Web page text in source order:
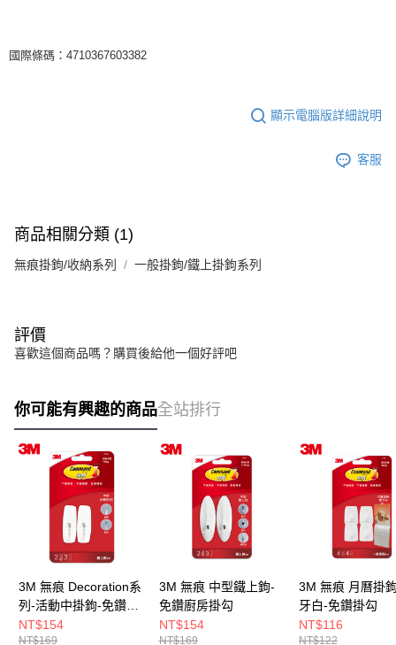
國際條碼：4710367603382
顯示電腦版詳細說明
客服
商品相關分類 (1)
無痕掛鉤/收納系列 一般掛鉤/鐵上掛鉤系列
評價
喜歡這個商品嗎？購買後給他一個好評吧
你可能有興趣的商品全站排行
3M 無痕 Decoration系
列-活動中掛鉤-免鑽廚
房掛勾
NT$154
NT$169
3M 無痕 中型鐵上鉤-
免鑽廚房掛勾
NT$154
NT$169
3M 無痕 月曆掛
牙白-免鑽掛勾
NT$116
NT$122